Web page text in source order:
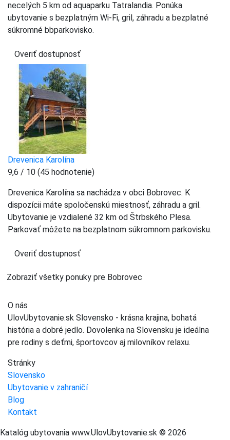
necelých 5 km od aquaparku Tatralandia. Ponúka
ubytovanie s bezplatným Wi-Fi, gril, záhradu a bezplatné
súkromné bbparkovisko.
Overiť dostupnosť
Drevenica Karolína
9,6 / 10 (45 hodnotenie)
Drevenica Karolína sa nachádza v obci Bobrovec. K
dispozícii máte spoločenskú miestnosť, záhradu a gril.
Ubytovanie je vzdialené 32 km od Štrbského Plesa.
Parkovať môžete na bezplatnom súkromnom parkovisku.
Overiť dostupnosť
Zobraziť všetky ponuky pre Bobrovec
O nás
UlovUbytovanie.sk Slovensko - krásna krajina, bohatá
história a dobré jedlo. Dovolenka na Slovensku je ideálna
pre rodiny s deťmi, športovcov aj milovníkov relaxu.
Stránky
Slovensko
Ubytovanie v zahraničí
Blog
Kontakt
Katalóg ubytovania www.UlovUbytovanie.sk © 2026